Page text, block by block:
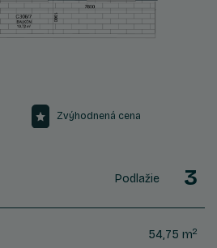
Zvýhodnená cena
Podlažie 3
54,75 m2